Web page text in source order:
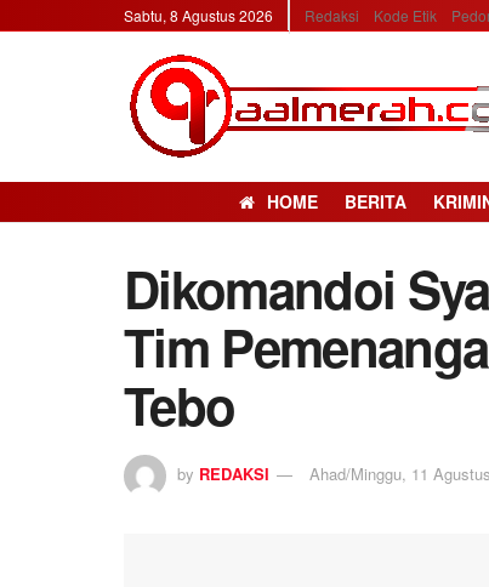
Sabtu, 8 Agustus 2026 Redaksi Kode Etik
HOME BERITA
Dikomandoi
Tim
Tebo
by REDAKSI Ahad/Minggu, 11